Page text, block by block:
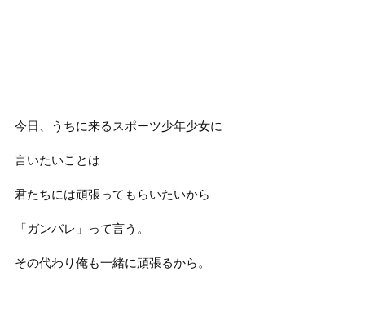
今日、うちに来るスポーツ少年少女に
言いたいことは
君たちには頑張ってもらいたいから
「ガンバレ」って言う。
その代わり俺も一緒に頑張るから。